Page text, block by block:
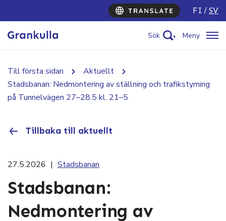
FI SV
Sök Meny
Till första sidan
Aktuellt
Stadsbanan: Nedmontering av ställning och trafikstyrning
på Tunnelvägen 27–28.5 kl. 21–5
Tillbaka till aktuellt
27.5.2026 | Stadsbanan
Stadsbanan:
Nedmontering av